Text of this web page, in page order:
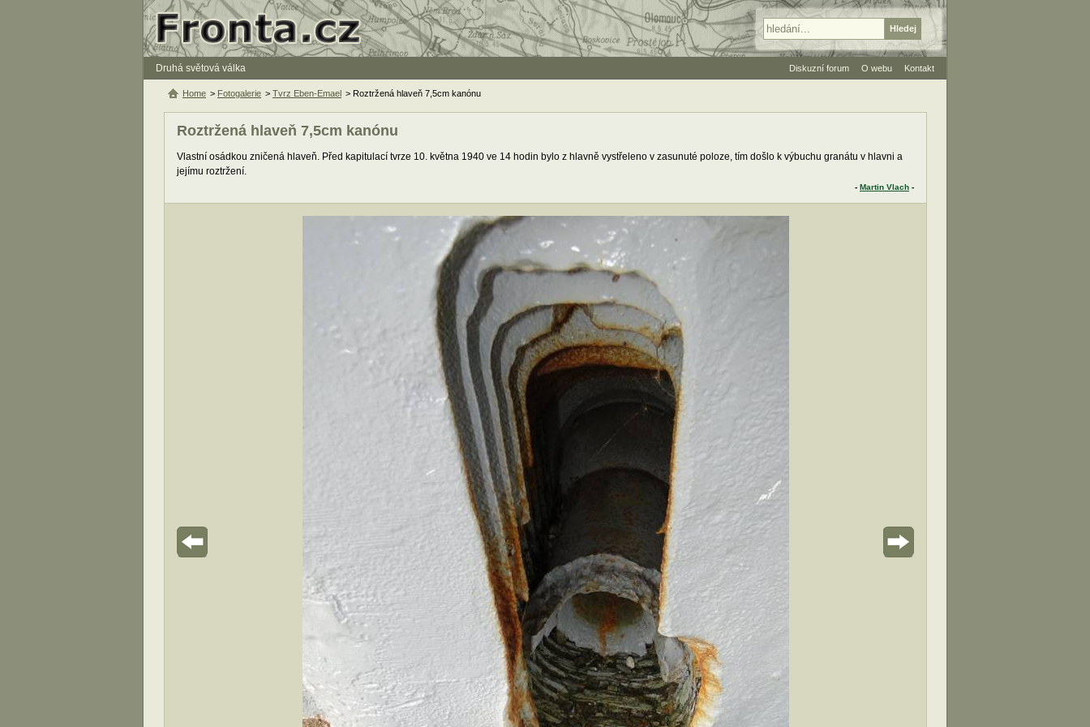
Druhá světová válka
Roztržená hlaveň 7,5cm kanónu
Vlastní osádkou zničená hlaveň. Před kapitulací tvrze 10. května 1940 ve 14 hodin bylo z hlavně vystřeleno v zasunuté poloze, tím došlo k výbuchu granátu v hlavni a
jejímu roztržení.
- Martin Vlach -
Home > Fotogalerie > Tvrz Eben-Emael > Roztržená hlaveň 7,5cm kanónu
Diskuzní forum O webu Kontakt